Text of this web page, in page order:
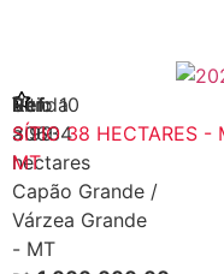
Venda
Sítio 10
a 99
hectares
Ref:
30634
SÍTIO 38 HECTARES -
MT
Capão Grande /
Várzea Grande
- MT